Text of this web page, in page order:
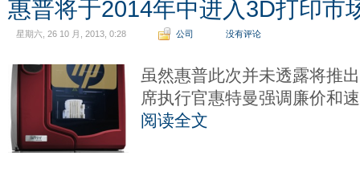
惠普将于2014年中进入3D打印市
星期六, 26 10 月, 2013, 0:28 公司 没有评论
虽然惠普此次并未透露将推
席执行官惠特曼强调廉价和
阅读全文